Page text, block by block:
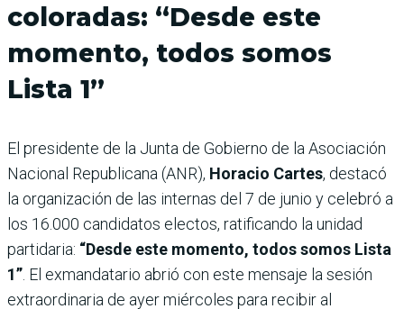
coloradas: “Desde este
momento, todos somos
Lista 1”
El presidente de la Junta de Gobierno de la Asociación
Nacional Republicana (ANR), Horacio Cartes, destacó
la organización de las internas del 7 de junio y celebró a
los 16.000 candidatos electos, ratificando la unidad
partidaria: “Desde este momento, todos somos Lista
1” . El exmandatario abrió con este mensaje la sesión
extraordinaria de ayer miércoles para recibir al